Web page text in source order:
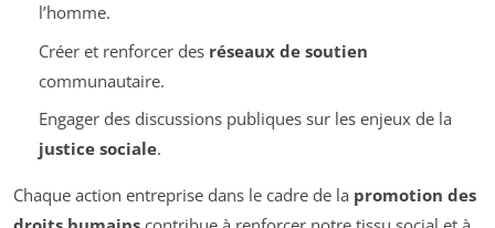
l’homme.
Créer et renforcer des réseaux de soutien
communautaire.
Engager des discussions publiques sur les enjeux de la
justice sociale.
Chaque action entreprise dans le cadre de la promotion des